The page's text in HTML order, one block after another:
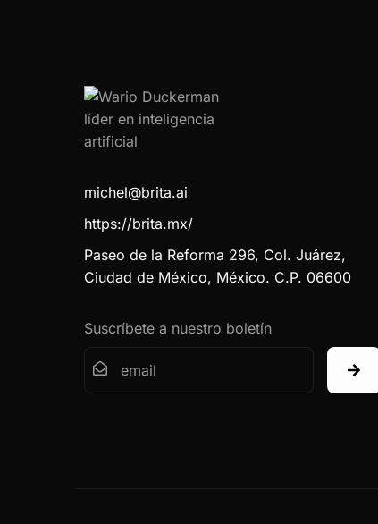
michel@brita.ai
https://brita.mx/
Paseo de la Reforma 296, Col. Juárez,
Ciudad de México, México. C.P. 06600
Suscríbete a nuestro boletín